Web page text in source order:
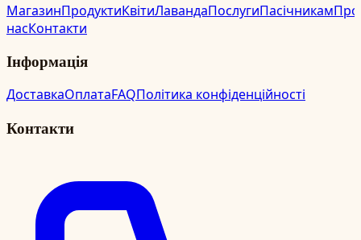
МагазинПродуктиКвітиЛавандаПослугиПасічникамПро
насКонтакти
Інформація
ДоставкаОплатаFAQПолітика конфіденційності
Контакти